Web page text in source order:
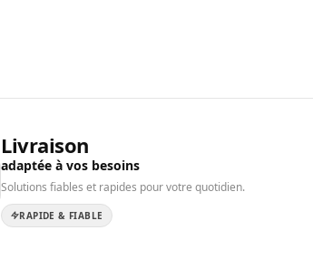
Livraison
adaptée à vos besoins
Solutions fiables et rapides pour votre quotidien.
RAPIDE & FIABLE